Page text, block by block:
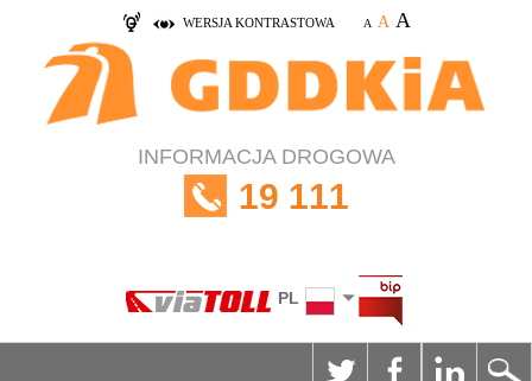
WERSJA KONTRASTOWA A A A
INFORMACJA DROGOWA
19 111
PL